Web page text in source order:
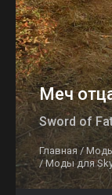
Меч
Sword of
Главная /
/ Моды для